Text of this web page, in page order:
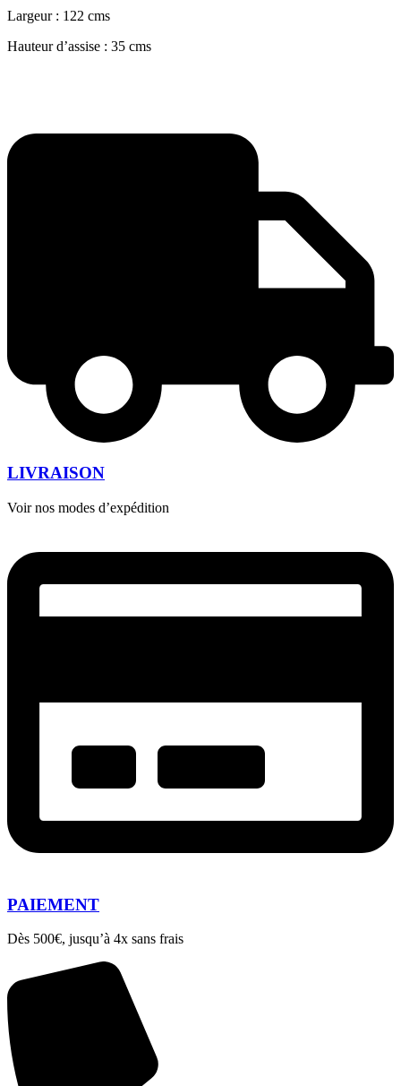
Largeur : 122 cms
Hauteur d’assise : 35 cms
LIVRAISON
Voir nos modes d’expédition
PAIEMENT
Dès 500€, jusqu’à 4x sans frais